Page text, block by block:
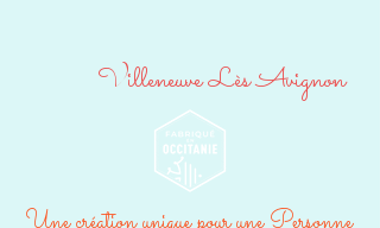
Villeneuve Lès Avignon